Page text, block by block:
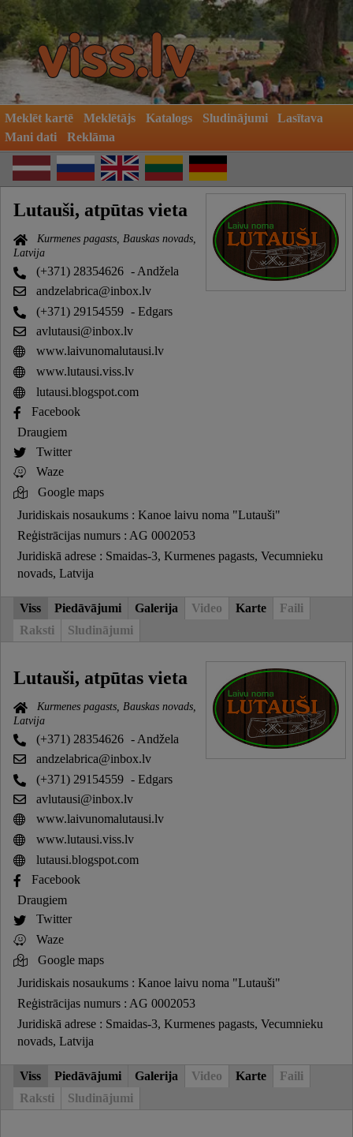
Meklēt kartē Meklētājs Katalogs Sludinājumi
Lasītava
Mani dati
Reklāma
Lutauši, atpūtas vieta
Kurmenes pagasts, Bauskas novads,
Latvija
(+371) 28354626 - Andžela
andzelabrica@inbox.lv
(+371) 29154559 - Edgars
avlutausi@inbox.lv
www.laivunomalutausi.lv
www.lutausi.viss.lv
lutausi.blogspot.com
Facebook
Draugiem
Twitter
Waze
Google maps
Juridiskais nosaukums : Kanoe laivu noma "Lutauši"
Reģistrācijas numurs : AG 0002053
Juridiskā adrese : Smaidas-3, Kurmenes pagasts, Vecumnieku
novads, Latvija
Viss Piedāvājumi Galerija Video Karte
Faili
Raksti
Sludinājumi
Lutauši, atpūtas vieta
Kurmenes pagasts, Bauskas novads,
Latvija
(+371) 28354626 - Andžela
andzelabrica@inbox.lv
(+371) 29154559 - Edgars
avlutausi@inbox.lv
www.laivunomalutausi.lv
www.lutausi.viss.lv
lutausi.blogspot.com
Facebook
Draugiem
Twitter
Waze
Google maps
Juridiskais nosaukums : Kanoe laivu noma "Lutauši"
Reģistrācijas numurs : AG 0002053
Juridiskā adrese : Smaidas-3, Kurmenes pagasts, Vecumnieku
novads, Latvija
Viss Piedāvājumi Galerija Video Karte
Faili
Raksti
Sludinājumi